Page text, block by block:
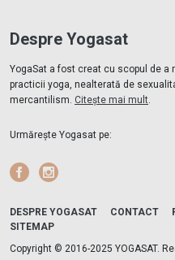
Despre Yogasat
YogaSat a fost creat cu scopul de a
practicii yoga, nealterată de
mercantilism. Citește mai mult
Urmărește Yogasat pe:
Facebook
DESPRE YOGASAT CONTACT
SITEMAP
Copyright © 2016-2025 YOGASAT.